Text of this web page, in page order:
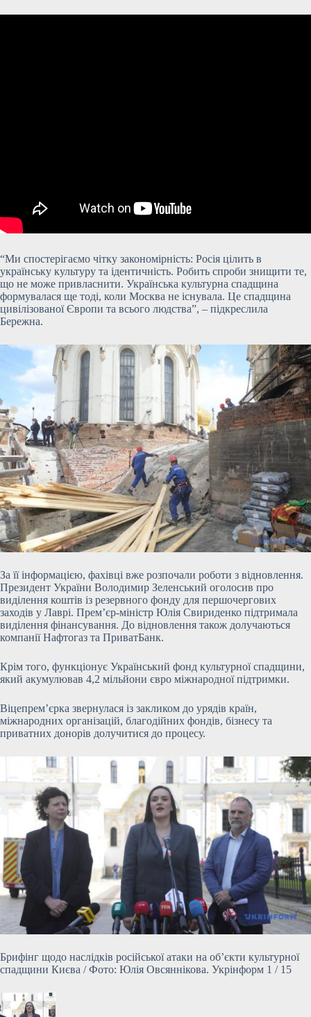
“Ми спостерігаємо чітку закономірність: Росія цілить в
українську культуру та ідентичність. Робить спроби знищити те,
що не може привласнити. Українська культурна спадщина
формувалася ще тоді, коли Москва не існувала. Це спадщина
цивілізованої Європи та всього людства”, – підкреслила
Бережна.
За її інформацією, фахівці вже розпочали роботи з відновлення.
Президент України Володимир Зеленський оголосив про
виділення коштів із резервного фонду для першочергових
заходів у Лаврі. Прем’єр-міністр Юлія Свириденко підтримала
виділення фінансування. До відновлення також долучаються
компанії Нафтогаз та ПриватБанк.
Крім того, функціонує Український фонд культурної спадщини,
який акумулював 4,2 мільйони євро міжнародної підтримки.
Віцепрем’єрка звернулася із закликом до урядів країн,
міжнародних організацій, благодійних фондів, бізнесу та
приватних донорів долучитися до процесу.
Брифінг щодо наслідків російської атаки на об’єкти культурної
спадщини Києва / Фото: Юлія Овсяннікова. Укрінформ 1 / 15